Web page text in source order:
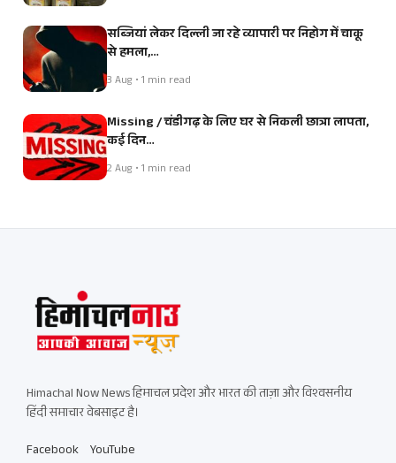
सब्जियां लेकर दिल्ली जा रहे व्यापारी पर निहोग में चाकू
से हमला,…
3 Aug • 1 min read
Missing / चंडीगढ़ के लिए घर से निकली छात्रा लापता,
कई दिन…
2 Aug • 1 min read
Himachal Now News हिमाचल प्रदेश और भारत की ताज़ा और विश्वसनीय
हिंदी समाचार वेबसाइट है।
Facebook YouTube